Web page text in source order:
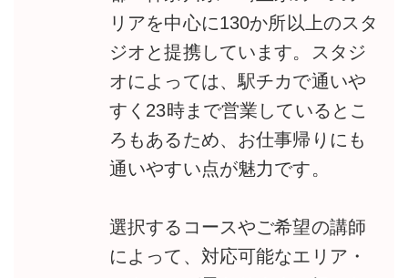
リアを中心に130か所以上のスタ
ジオと提携しています。スタジ
オによっては、駅チカで通いや
すく23時まで営業しているとこ
ろもあるため、お仕事帰りにも
通いやすい点が魅力です。
選択するコースやご希望の講師
によって、対応可能なエリア・